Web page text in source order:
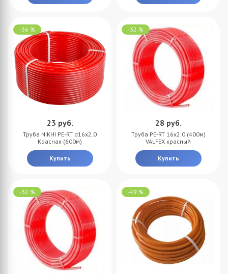
-36 %
23 руб.
Труба NIKHI PE-RT d16x2.0
Красная (600м)
Купить
-32 %
28 руб.
Труба PE-RT 16x2.0 (400м)
VALFEX красный
Купить
-32 % -49 %